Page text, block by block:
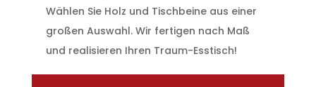
Wählen Sie Holz und Tischbeine aus einer
großen Auswahl. Wir fertigen nach Maß
und realisieren Ihren Traum-Esstisch!